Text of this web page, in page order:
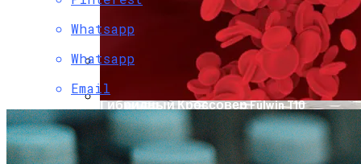
Chery Выводит На Рынок Новый
Гибридный Кроссовер Fulwin T10
Группа Крови У Человека Может
Измениться: Ученые Выявили При
Каких Обстоятельствах Это Возможно
Whatsapp
Whatsapp
Email